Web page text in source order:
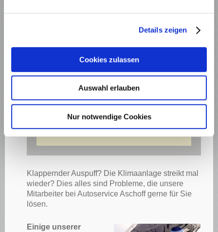
Details zeigen
Cookies zulassen
Auswahl erlauben
Nur notwendige Cookies
Oldtimer
Wir teilen Ihre Leidenschaft für Ihre
Oldtimer! Zeitzeugen der Automobil-
Perfektionismus Behandelt !
MEHR ERFAHREN
Klappernder Auspuff? Die Klimaanlage streikt mal
wieder? Dies alles sind Probleme, die unsere
Mitarbeiter bei Autoservice Aschoff gerne für Sie
lösen.
Einige unserer